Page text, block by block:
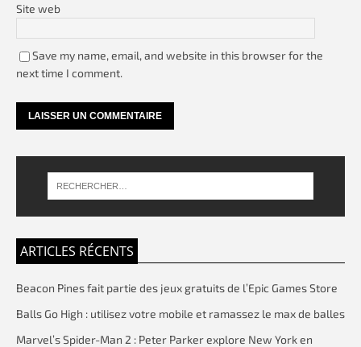
Site web
Save my name, email, and website in this browser for the
next time I comment.
ARTICLES RÉCENTS
Beacon Pines fait partie des jeux gratuits de l’Epic Games Store
Balls Go High : utilisez votre mobile et ramassez le max de balles
Marvel’s Spider-Man 2 : Peter Parker explore New York en